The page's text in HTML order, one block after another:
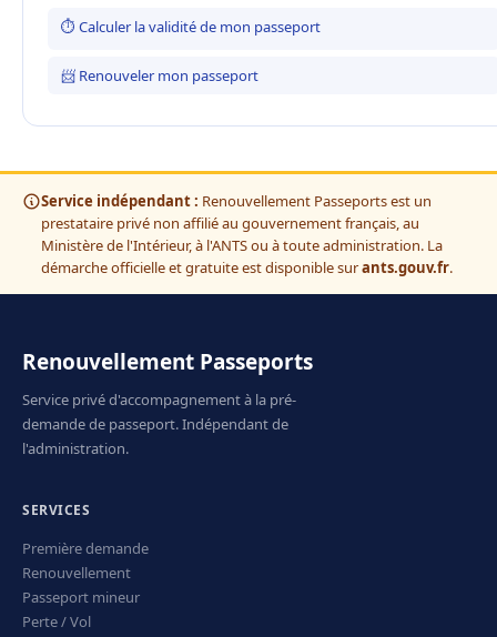
⏱ Calculer la validité de mon passeport
📨 Renouveler mon passeport
Service indépendant : Renouvellement Passeports est un
prestataire privé non affilié au gouvernement français, au
Ministère de l'Intérieur, à l'ANTS ou à toute administration. La
démarche officielle et gratuite est disponible surants.gouv.fr.
Renouvellement Passeports
Service privé d'accompagnement à la pré-
demande de passeport. Indépendant de
l'administration.
SERVICES
Première demande
Renouvellement
Passeport mineur
Perte / Vol